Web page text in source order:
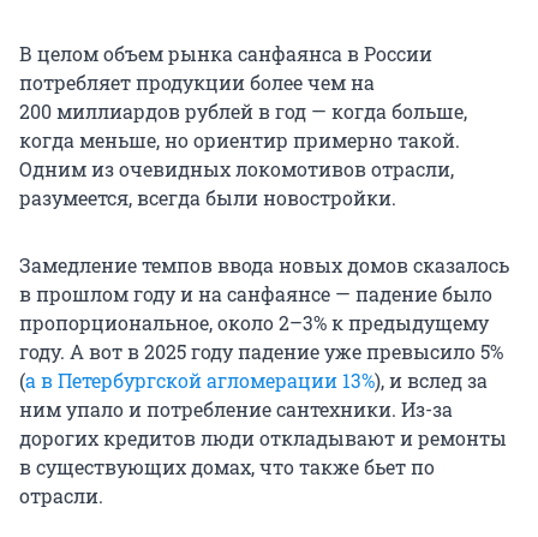
В целом объем рынка санфаянса в России
потребляет продукции более чем на
200 миллиардоврублей в год — когда больше,
когда меньше, но ориентир примерно такой.
Одним из очевидных локомотивов отрасли,
разумеется, всегда были новостройки.
Замедление темпов ввода новых домов сказалось
в прошлом году и на санфаянсе — падение было
пропорциональное, около 2–3% к предыдущему
году. А вот в 2025 году падение уже превысило 5%
(а в Петербургской агломерации 13%), и вслед за
ним упало и потребление сантехники. Из-за
дорогих кредитов люди откладывают и ремонты
в существующих домах, что также бьет по
отрасли.